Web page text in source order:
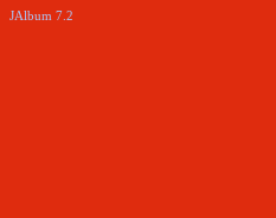
JAlbum 7.2